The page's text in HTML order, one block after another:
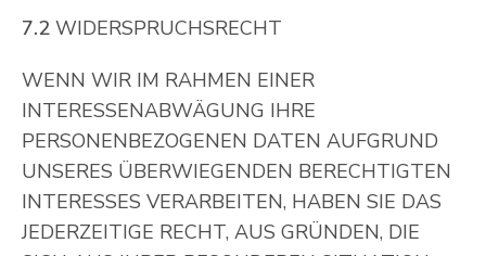
7.2WIDERSPRUCHSRECHT
WENN WIR IM RAHMEN EINER
INTERESSENABWÄGUNG IHRE
PERSONENBEZOGENEN DATEN AUFGRUND
UNSERES ÜBERWIEGENDEN BERECHTIGTEN
INTERESSES VERARBEITEN, HABEN SIE DAS
JEDERZEITIGE RECHT, AUS GRÜNDEN, DIE